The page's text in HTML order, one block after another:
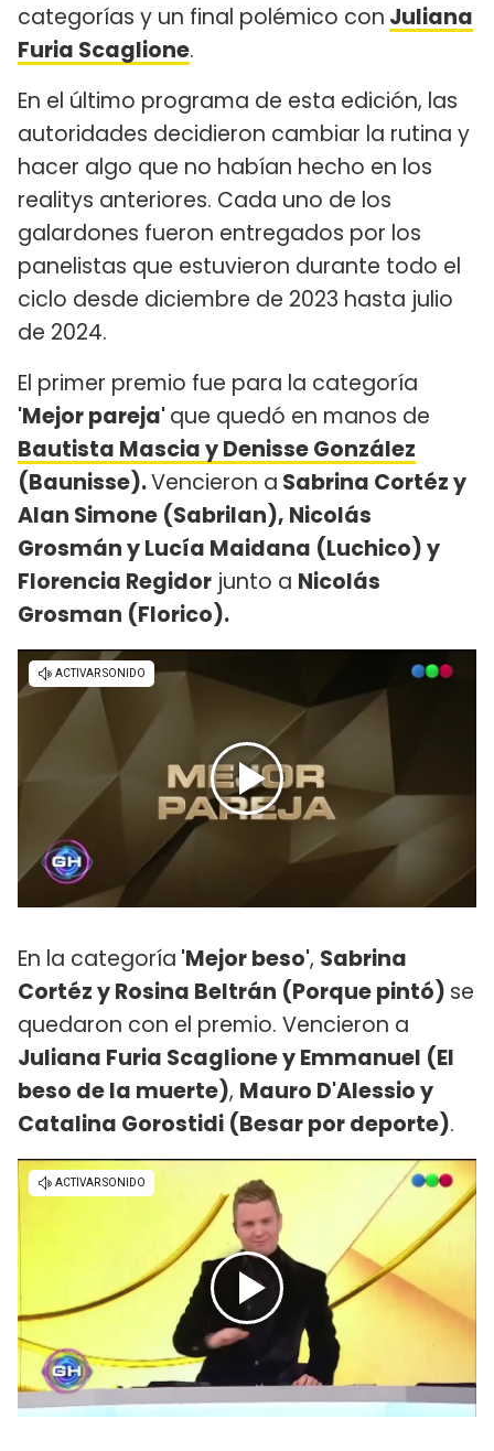
categorías y un final polémico con Juliana
Furia Scaglione.
En el último programa de esta edición, las
autoridades decidieron cambiar la rutina y
hacer algo que no habían hecho en los
realitys anteriores. Cada uno de los
galardones fueron entregados por los
panelistas que estuvieron durante todo el
ciclo desde diciembre de 2023 hasta julio
de 2024.
El primer premio fue para la categoría
'Mejor pareja'que quedó en manos de
Bautista Mascia y Denisse González
(Baunisse).Vencieron a Sabrina Cortéz y
Alan Simone (Sabrilan), Nicolás
Grosmán y Lucía Maidana (Luchico) y
Florencia Regidor junto a Nicolás
Grosman (Florico).
En la categoría 'Mejor beso', Sabrina
Cortéz y Rosina Beltrán (Porque pintó) se
quedaron con el premio. Vencieron a
Juliana Furia Scaglione y Emmanuel (El
beso de la muerte), Mauro D'Alessio y
Catalina Gorostidi (Besar por deporte).